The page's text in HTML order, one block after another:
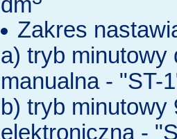
Zakres
a) tryb minutowy
manualna - "ST-
b) tryb
elektroniczna -